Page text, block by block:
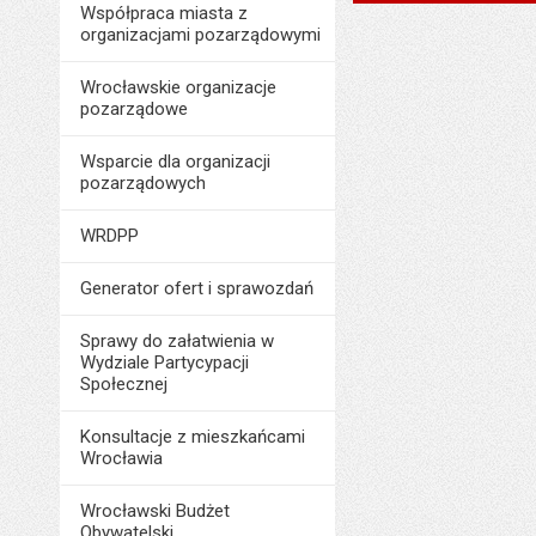
Współpraca miasta z
organizacjami pozarządowymi
Wrocławskie organizacje
pozarządowe
Wsparcie dla organizacji
pozarządowych
WRDPP
Generator ofert i sprawozdań
Sprawy do załatwienia w
Wydziale Partycypacji
Społecznej
Konsultacje z mieszkańcami
Wrocławia
Wrocławski Budżet
Data wytworzenia: